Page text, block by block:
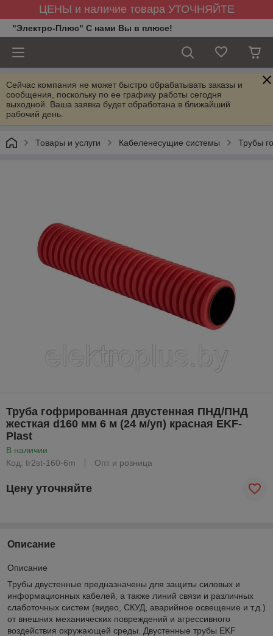
ЦЕНЫ и наличие товара УТОЧНЯЙТЕ
"Электро-Плюс" С нами Вы в плюсе!
Сейчас компания не может быстро обрабатывать заказы и
сообщения, поскольку по ее графику работы сегодня
выходной. Ваша заявка будет обработана в ближайший
рабочий день.
Товары и услуги Кабеленесущие системы Трубы
Труба гофрированная двустенная ПНД/ПНД
жесткая d160 мм 6 м (24 м/уп) красная EKF-
Plast
В наличии
Код: tr2st-160-6m
Опт и розница
Цену уточняйте
Описание
Описание
Трубы двустенные предназначены для защиты силовых и
информационных кабелей, а также линий связи и различных
слаботочных систем (видео, СКУД, аварийное освещение и т.д.)
от внешних механических повреждений и агрессивного
воздействия окружающей среды. Двустенные трубы EKF